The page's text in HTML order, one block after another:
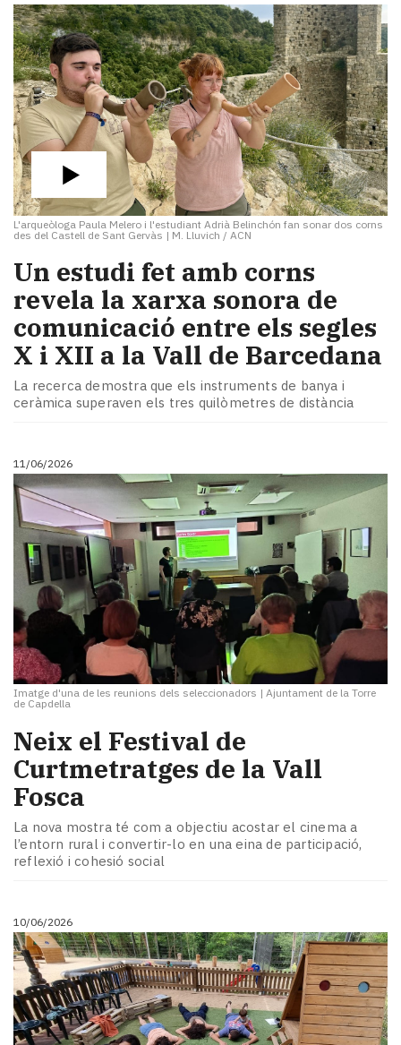
L'arqueòloga Paula Melero i l'estudiant Adrià Belinchón fan sonar dos corns
des del Castell de Sant Gervàs | M. Lluvich / ACN
Un estudi fet amb corns
revela la xarxa sonora de
comunicació entre els segles
X i XII a la Vall de Barcedana
La recerca demostra que els instruments de banya i
ceràmica superaven els tres quilòmetres de distància
11/06/2026
Imatge d'una de les reunions dels seleccionadors | Ajuntament de la Torre
de Capdella
Neix el Festival de
Curtmetratges de la Vall
Fosca
La nova mostra té com a objectiu acostar el cinema a
l’entorn rural i convertir-lo en una eina de participació,
reflexió i cohesió social
10/06/2026